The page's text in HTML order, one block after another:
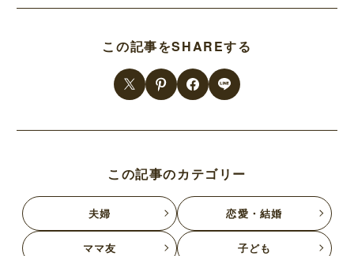
この記事をSHAREする
この記事のカテゴリー
夫婦 恋愛・結婚
ママ友 子ども